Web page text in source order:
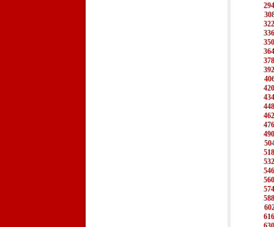
294
322
336
350
364
378
392
420
434
448
462
476
490
518
532
546
560
574
588
616